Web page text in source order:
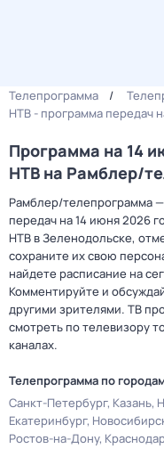
Телепрограмма
НТВ - программа передач
Программа на 14
НТВ на Рамблер/
Рамблер/телепрограмма —
передач на 14 июня 2026
НТВ в Зеленодольске,
сохраните их свою
найдете расписание на
Комментируйте и
другими зрителями. ТВ
смотреть по телевизору
каналах.
Телепрограмма по
Санкт-Петербург Казань
Екатеринбург
Ростов-на-Дону